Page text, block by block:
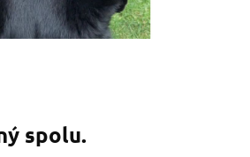
spolu.